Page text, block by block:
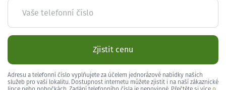
Vaše telefonní číslo
Zjistit cenu
Adresu a telefonní číslo vyplňujete za účelem jednorázové nabídky našich
služeb pro vaši lokalitu. Dostupnost internetu můžete zjistit i na naší zákaznické